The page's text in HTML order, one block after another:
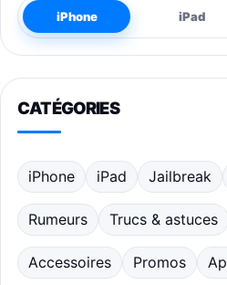
iPhone iPad
CATÉGORIES
iPhone iPad Jailbreak
Rumeurs Trucs & astuces
Accessoires Promos